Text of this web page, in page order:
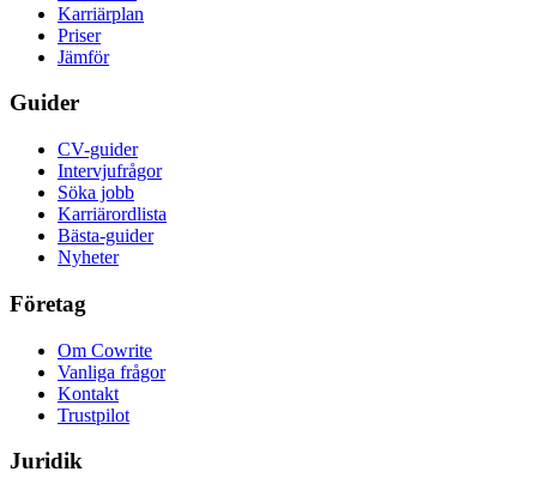
Karriärplan
Priser
Jämför
Guider
CV-guider
Intervjufrågor
Söka jobb
Karriärordlista
Bästa-guider
Nyheter
Företag
Om Cowrite
Vanliga frågor
Kontakt
Trustpilot
Juridik